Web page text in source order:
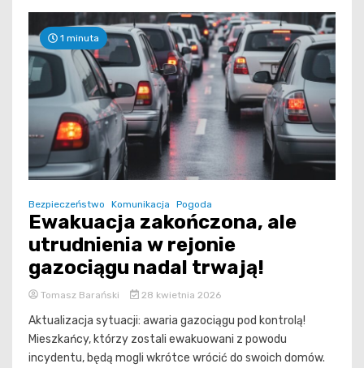
1 minuta
Bezpieczeństwo Komunikacja Pogoda
Ewakuacja zakończona, ale
utrudnienia w rejonie
gazociągu nadal trwają!
Tomasz Barański 28 kwietnia 2026
Aktualizacja sytuacji: awaria gazociągu pod kontrolą!
Mieszkańcy, którzy zostali ewakuowani z powodu
incydentu, będą mogli wkrótce wrócić do swoich domów.